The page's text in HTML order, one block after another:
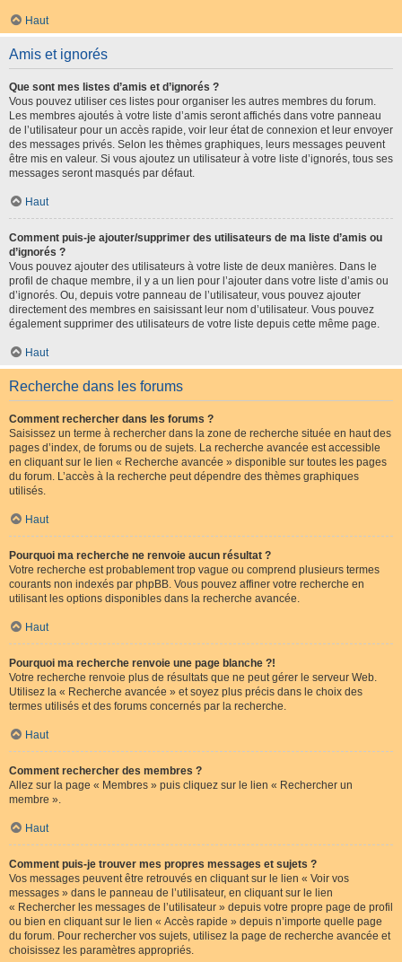
Haut
Amis et ignorés
Que sont mes listes d’amis et d’ignorés ?
Vous pouvez utiliser ces listes pour organiser les autres membres du forum.
Les membres ajoutés à votre liste d’amis seront affichés dans votre panneau
de l’utilisateur pour un accès rapide, voir leur état de connexion et leur envoyer
des messages privés. Selon les thèmes graphiques, leurs messages peuvent
être mis en valeur. Si vous ajoutez un utilisateur à votre liste d’ignorés, tous ses
messages seront masqués par défaut.
Haut
Comment puis-je ajouter/supprimer des utilisateurs de ma liste d’amis ou
d’ignorés ?
Vous pouvez ajouter des utilisateurs à votre liste de deux manières. Dans le
profil de chaque membre, il y a un lien pour l’ajouter dans votre liste d’amis ou
d’ignorés. Ou, depuis votre panneau de l’utilisateur, vous pouvez ajouter
directement des membres en saisissant leur nom d’utilisateur. Vous pouvez
également supprimer des utilisateurs de votre liste depuis cette même page.
Haut
Recherche dans les forums
Comment rechercher dans les forums ?
Saisissez un terme à rechercher dans la zone de recherche située en haut des
pages d’index, de forums ou de sujets. La recherche avancée est accessible
en cliquant sur le lien « Recherche avancée » disponible sur toutes les pages
du forum. L’accès à la recherche peut dépendre des thèmes graphiques
utilisés.
Haut
Pourquoi ma recherche ne renvoie aucun résultat ?
Votre recherche est probablement trop vague ou comprend plusieurs termes
courants non indexés par phpBB. Vous pouvez affiner votre recherche en
utilisant les options disponibles dans la recherche avancée.
Haut
Pourquoi ma recherche renvoie une page blanche ?!
Votre recherche renvoie plus de résultats que ne peut gérer le serveur Web.
Utilisez la « Recherche avancée » et soyez plus précis dans le choix des
termes utilisés et des forums concernés par la recherche.
Haut
Comment rechercher des membres ?
Allez sur la page « Membres » puis cliquez sur le lien « Rechercher un
membre ».
Haut
Comment puis-je trouver mes propres messages et sujets ?
Vos messages peuvent être retrouvés en cliquant sur le lien « Voir vos
messages » dans le panneau de l’utilisateur, en cliquant sur le lien
« Rechercher les messages de l’utilisateur » depuis votre propre page de profil
ou bien en cliquant sur le lien « Accès rapide » depuis n’importe quelle page
du forum. Pour rechercher vos sujets, utilisez la page de recherche avancée et
choisissez les paramètres appropriés.